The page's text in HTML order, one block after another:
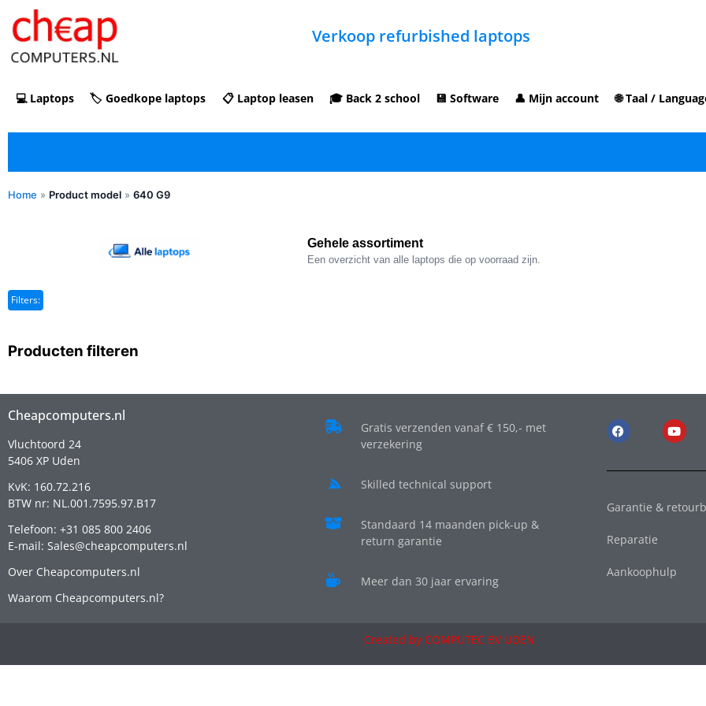
Verkoop refurbished laptops
💻 Laptops 🏷️ Goedkope laptops 📋 Laptop leasen 🎓 Back 2 school 💾 Software 👤 Mijn account 🌐 Taal /
Home » Product model » 640 G9
Gehele assortiment
Een overzicht van alle laptops die op voorraad zijn.
Filters:
Producten filteren
Cheapcomputers.nl
Vluchtoord 24
5406 XP Uden
KvK: 160.72.216
BTW nr: NL.001.7595.97.B17
Telefoon: +31 085 800 2406
E-mail: Sales@cheapcomputers.nl
Over Cheapcomputers.nl
Waarom Cheapcomputers.nl?
Gratis verzenden vanaf € 150,- met
verzekering
Skilled technical support
Standaard 14 maanden pick-up &
return garantie
Meer dan 30 jaar ervaring
Garantie &
Reparatie
Aankoophulp
Created by COMPUTEC BV UDEN